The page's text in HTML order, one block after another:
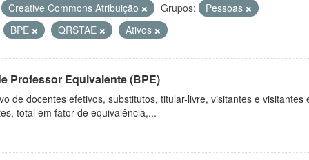
Creative Commons Atribuição Grupos:
Pessoas
BPE QRSTAE Ativos
Professor Equivalente (BPE)
de docentes efetivos, substitutos, titular-livre, visitantes e
total em fator de equivalência,...